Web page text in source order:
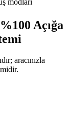
Açığa
aracınızla